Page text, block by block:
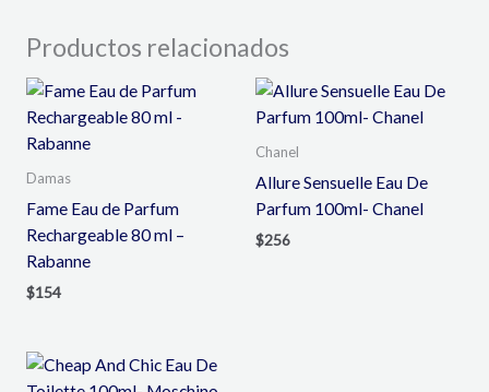
Productos relacionados
Damas
Fame Eau de Parfum
Rechargeable 80 ml –
Rabanne
$154
Chanel
Allure Sensuelle Eau De
Parfum 100ml- Chanel
$256